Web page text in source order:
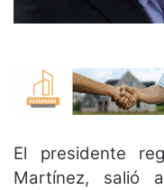
El presidente
Martínez, salió